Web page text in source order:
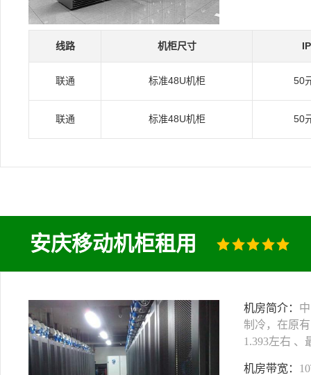
线路 机柜尺寸
联通 标准48U机柜 50
联通 标准48U机柜 50
安庆移动机柜租用
机房简介：
制冷，在原
1.393左右 、
机房带宽：